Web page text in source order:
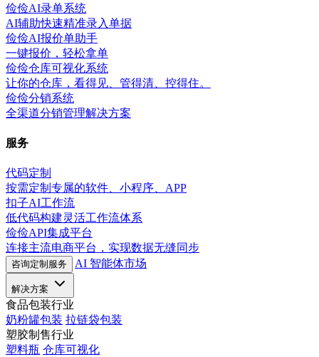
俭俭AI录单系统
AI辅助快速精准录入单据
俭俭AI报价单助手
一键报价，轻松拿单
俭俭仓库可视化系统
让你的仓库，看得见、管得清、控得住。
俭俭分销系统
全渠道分销管理解决方案
服务
代码定制
按需定制专属的软件、小程序、APP
扣子AI工作流
低代码构建灵活工作流体系
俭俭API集成平台
连接主流电商平台，实现数据无缝同步
咨询定制服务 AI 智能体市场
解决方案
食品包装行业
奶粉罐包装 拉链袋包装
塑胶制售行业
塑料瓶 仓库可视化